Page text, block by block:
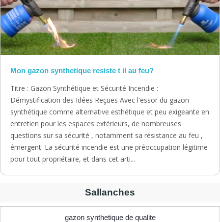
Mon gazon synthetique resiste t il au feu?
Titre : Gazon Synthétique et Sécurité Incendie :
Démystification des Idées Reçues Avec l'essor du gazon
synthétique comme alternative esthétique et peu exigeante en
entretien pour les espaces extérieurs, de nombreuses
questions sur sa sécurité , notamment sa résistance au feu ,
émergent. La sécurité incendie est une préoccupation légitime
pour tout propriétaire, et dans cet arti...
Sallanches
gazon synthetique de qualite